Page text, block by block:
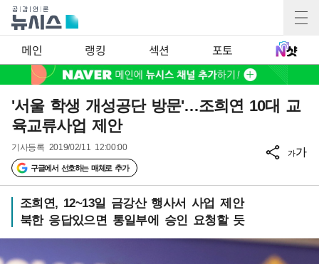
메인 랭킹 섹션 포토
'서울 학생 개성공단 방문'…조희연 10대 교
육교류사업 제안
기사등록 2019/02/11 12:00:00
구글에서 선호하는 매체로 추가
가가
조희연, 12~13일 금강산 행사서 사업 제안
북한 응답있으면 통일부에 승인 요청할 듯